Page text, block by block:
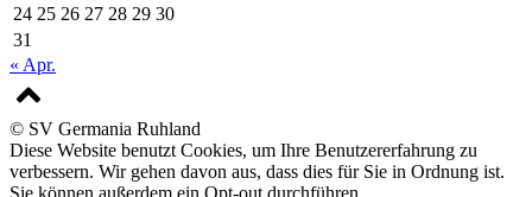
24 25 26 27 28 29 30
31
« Apr.
© SV Germania Ruhland
Diese Website benutzt Cookies, um Ihre Benutzererfahrung zu
verbessern. Wir gehen davon aus, dass dies für Sie in Ordnung ist.
Sie können außerdem ein Opt-out durchführen.